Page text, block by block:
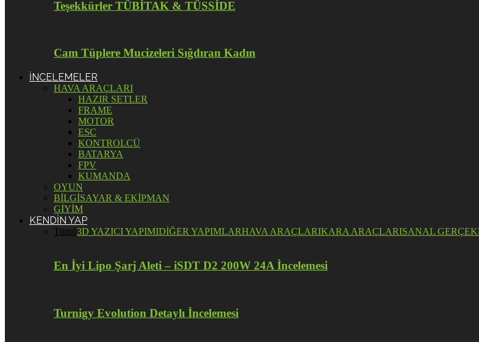
Teşekkürler TÜBİTAK & TÜSSİDE
Cam Tüplere Mucizeleri Sığdıran Kadın
İNCELEMELER
HAVA ARAÇLARI
HAZIR SETLER
FRAME
MOTOR
ESC
KONTROLCÜ
BATARYA
FPV
KUMANDA
OYUN
BİLGİSAYAR & EKİPMAN
GİYİM
KENDİN YAP
Tümü3D YAZICI YAPIMIDİĞER YAPIMLARHAVA ARAÇLARIKARA ARAÇLARISANAL
En İyi Lipo Şarj Aleti – iSDT D2 200W 24A İncelemesi
Turnigy Evolution Detaylı İncelemesi